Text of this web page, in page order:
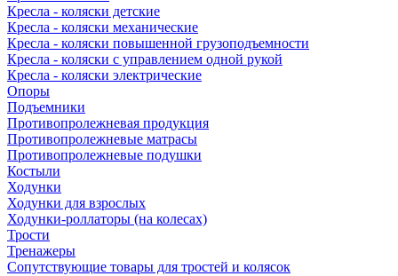
Кресла - коляски детские
Кресла - коляски механические
Кресла - коляски повышенной грузоподъемности
Кресла - коляски с управлением одной рукой
Кресла - коляски электрические
Опоры
Подъемники
Противопролежневая продукция
Противопролежневые матрасы
Противопролежневые подушки
Костыли
Ходунки
Ходунки для взрослых
Ходунки-роллаторы (на колесах)
Трости
Тренажеры
Сопутствующие товары для тростей и колясок